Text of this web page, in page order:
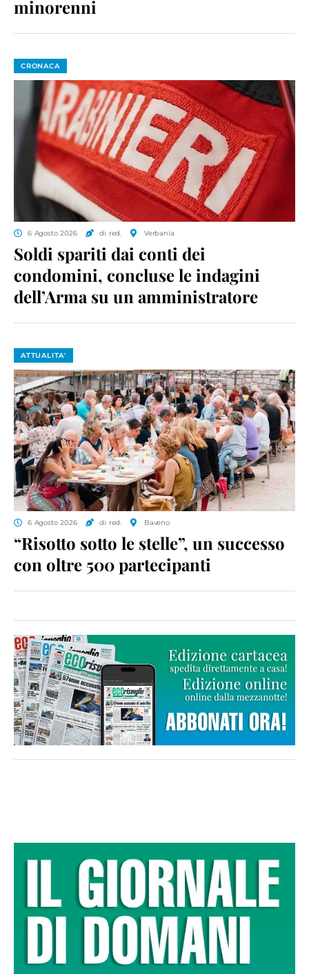
minorenni
CRONACA
6 Agosto 2026 di red. Verbania
Soldi spariti dai conti dei
condomini, concluse le indagini
dell’Arma su un amministratore
ATTUALITA'
6 Agosto 2026 di red. Baveno
“Risotto sotto le stelle”, un successo
con oltre 500 partecipanti